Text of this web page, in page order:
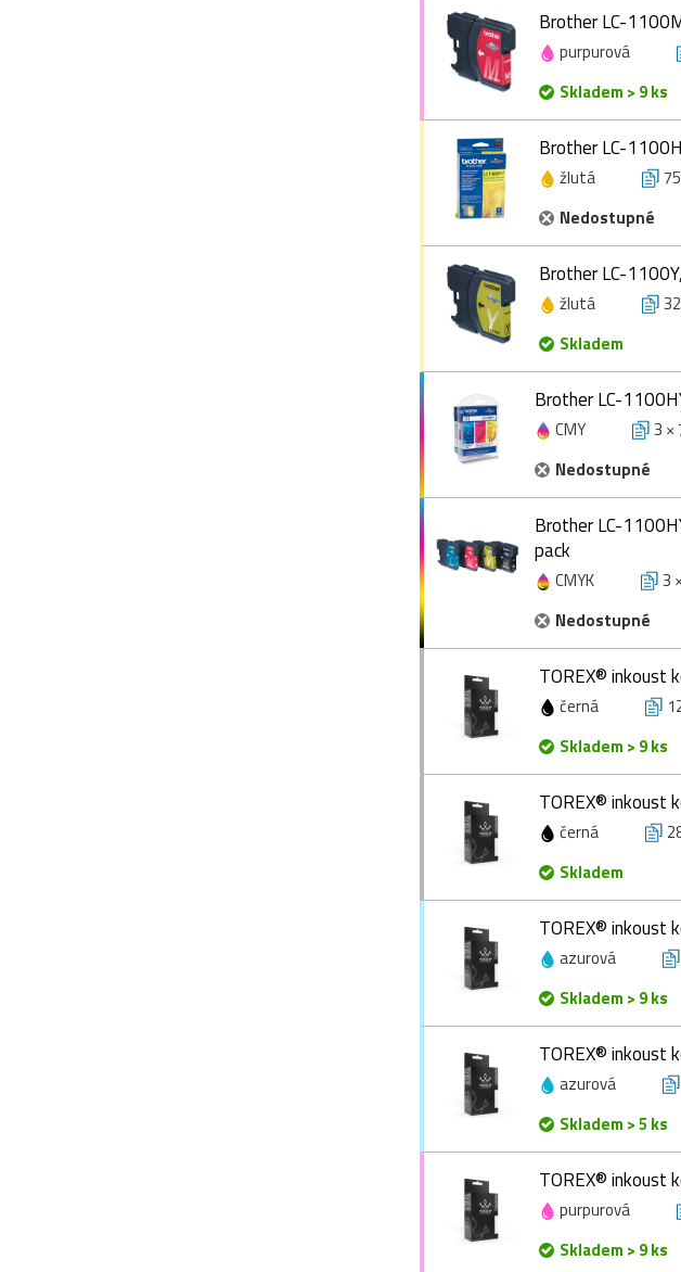
Brother LC-
purpurová
Skladem > 9 ks
Brother LC-
žlutá
Nedostupné
Brother LC-
žlutá
Skladem
Brother LC-
CMY 3 ×
Nedostupné
Brother LC-
pack
CMYK 3
Nedostupné
TOREX® inkoust
černá
Skladem > 9 ks
TOREX® inkoust
černá
Skladem
TOREX® inkoust
azurová
Skladem > 9 ks
TOREX® inkoust
azurová
Skladem > 5 ks
TOREX® inkoust
purpurová
Skladem > 9 ks